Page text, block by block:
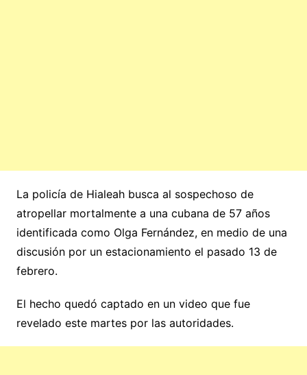
La policía de Hialeah busca al sospechoso de
atropellar mortalmente a una cubana de 57 años
identificada como Olga Fernández, en medio de una
discusión por un estacionamiento el pasado 13 de
febrero.
El hecho quedó captado en un video que fue
revelado este martes por las autoridades.